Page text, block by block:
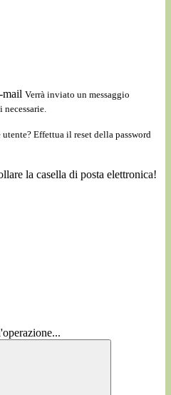
mail Verrà inviato un messaggio
Effettua il reset della password
la casella di posta elettronica!